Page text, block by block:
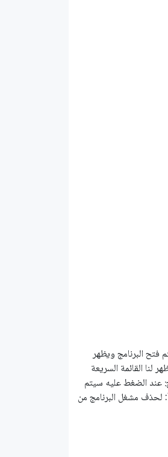
البرنامج ويظهر
لنا القائمة السريعة
عند الضغط عليه سيتم
فتح البرنامج. Lock to Launcher: لتثبيت التطبيق على المشغل، أوUnlock from Launcher: لحذف مشغل البرنامج من